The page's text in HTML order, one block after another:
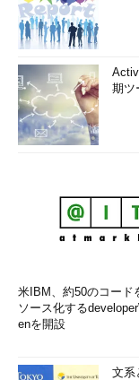
期ツ
米IBM、約50のコード
ソース化する
enを開設
文系